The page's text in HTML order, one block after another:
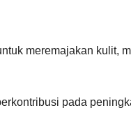
meremajakan kulit,
pada